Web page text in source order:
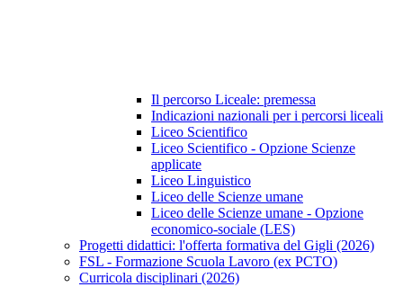
Il percorso Liceale: premessa
Indicazioni nazionali per i percorsi liceali
Liceo Scientifico
Liceo Scientifico - Opzione Scienze
applicate
Liceo Linguistico
Liceo delle Scienze umane
Liceo delle Scienze umane - Opzione
economico-sociale (LES)
Progetti didattici: l'offerta formativa del Gigli (2026)
FSL - Formazione Scuola Lavoro (ex PCTO)
Curricola disciplinari (2026)